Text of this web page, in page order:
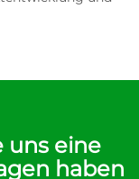
uns eine
haben